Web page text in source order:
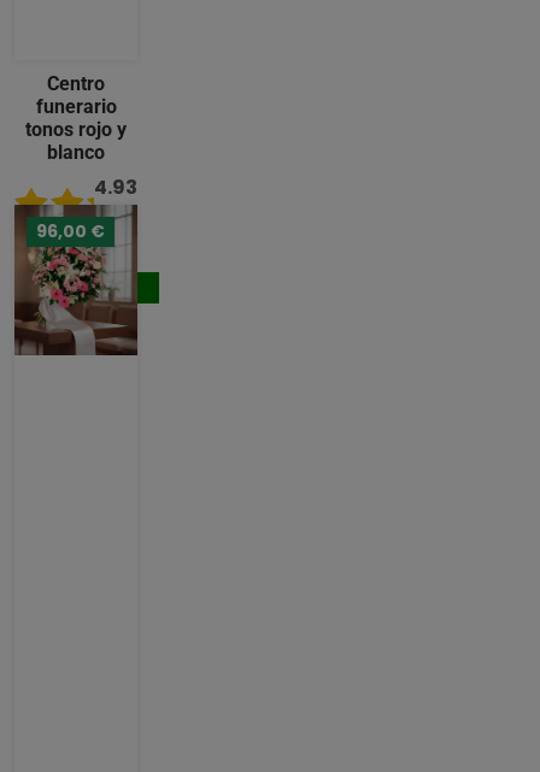
Centro
funerario
tonos rojo y
blanco
4.93
/ 5
124,00 €
Comprar
96,00 €